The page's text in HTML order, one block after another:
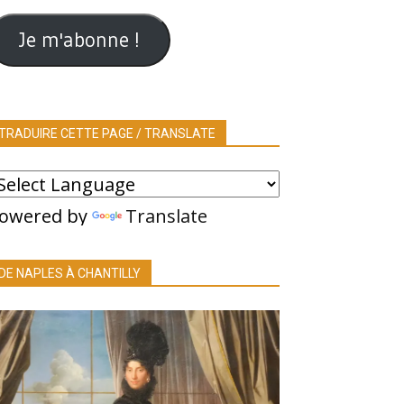
Je m'abonne !
CETTE PAGE / TRANSLATE
by Translate
NAPLES À CHANTILLY